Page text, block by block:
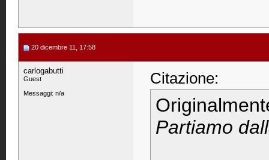
20 dicembre 11, 17:58
carlogabutti
Guest
Messaggi: n/a
Citazione:
Partiamo